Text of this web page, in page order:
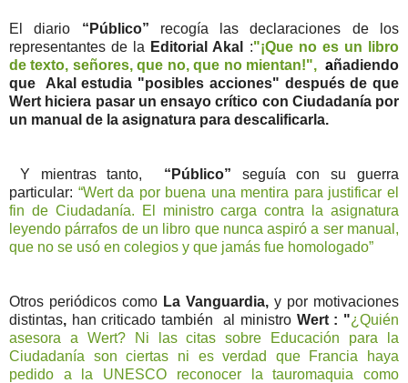
El diario “Público” recogía las declaraciones de los
representantes de la Editorial Akal :"¡Que no es un libro
de texto, señores, que no, que no mientan!", añadiendo
que Akal estudia "posibles acciones" después de que
Wert hiciera pasar un ensayo crítico con Ciudadanía por
un manual de la asignatura para descalificarla.
Y mientras tanto, “Público” seguía con su guerra
particular: “Wert da por buena una mentira para justificar el
fin de Ciudadanía. El ministro carga contra la asignatura
leyendo párrafos de un libro que nunca aspiró a ser manual,
que no se usó en colegios y que jamás fue homologado”
Otros periódicos como La Vanguardia, y por motivaciones
distintas, han criticado también al ministro Wert : "¿Quién
asesora a Wert? Ni las citas sobre Educación para la
Ciudadanía son ciertas ni es verdad que Francia haya
pedido a la UNESCO reconocer la tauromaquia como